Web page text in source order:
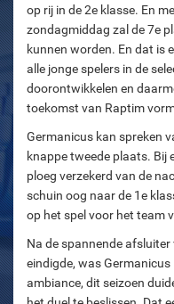
op rij in de 2e klasse. En
zondagmiddag zal de 7e
kunnen worden. En dat is
alle jonge spelers in de
doorontwikkelen en
toekomst van Raptim
Germanicus kan spreken
knappe tweede plaats. Bij
ploeg verzekerd van de
schuin oog naar de 1e
op het spel voor het team
Na de spannende afsluiter
eindigde, was
ambiance, dit seizoen